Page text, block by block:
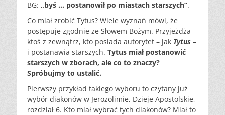
BG: „byś … postanowił po miastach starszych”.
Co miał zrobić Tytus? Wiele wyznań mówi, że
postępuje zgodnie ze Słowem Bożym. Przyjeżdża
ktoś z zewnątrz, kto posiada autorytet – jak Tytus –
i postanawia starszych. Tytus miał postanowić
starszych w zborach, ale co to znaczy?
Spróbujmy to ustalić.
Pierwszy przykład takiego wyboru to czytany już
wybór diakonów w Jerozolimie, Dzieje Apostolskie,
rozdział 6. Kto miał wybrać tych diakonów? Miał to